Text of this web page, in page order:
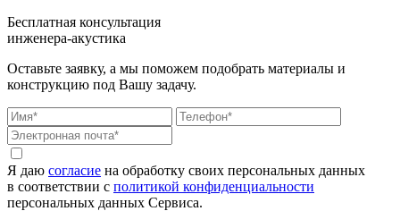
Бесплатная консультация
инженера-акустика
Оставьте заявку, а мы поможем подобрать материалы и
конструкцию под Вашу задачу.
Я даю согласие на обработку своих персональных данных
в соответствии с политикой конфиденциальности
персональных данных Сервиса.